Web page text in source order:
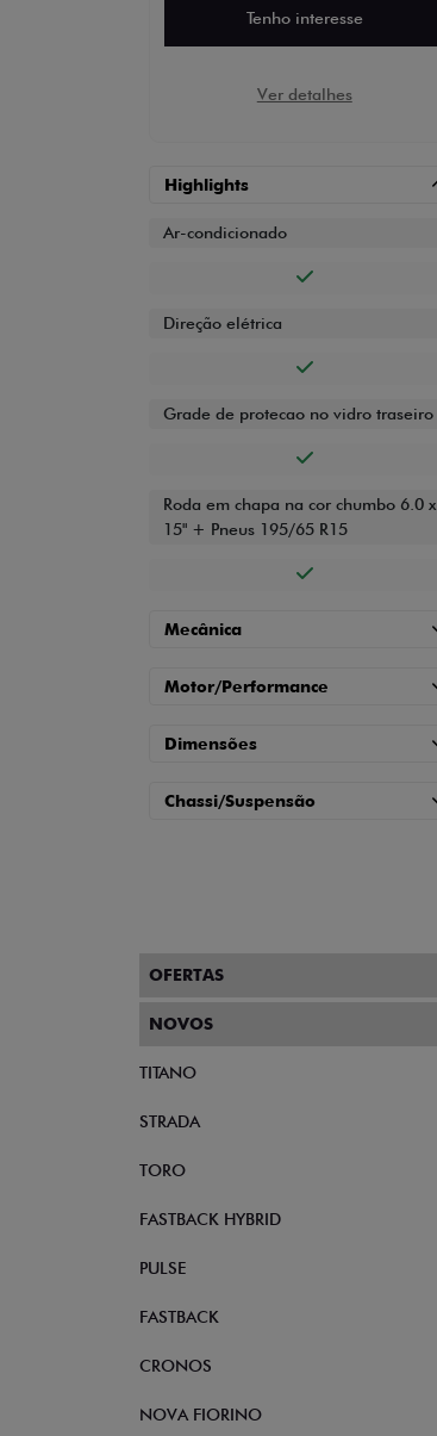
Tenho interesse
Ver detalhes
Highlights
Ar-condicionado
Direção elétrica
Grade de protecao no vidro traseiro
Roda em chapa na cor chumbo 6.0 x
15" + Pneus 195/65 R15
Mecânica
Motor/Performance
Dimensões
Chassi/Suspensão
OFERTAS
NOVOS
TITANO
STRADA
TORO
FASTBACK HYBRID
PULSE
FASTBACK
CRONOS
NOVA FIORINO